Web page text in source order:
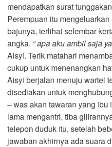
mendapatkan surat
Perempuan itu
bajunya, terlihat selembar
angka. “ apa aku ambil saja
Aisyi. Terik matahari
cukup untuk menenangkan
Aisyi berjalan menuju wartel
disediakan untuk
– was akan tawaran yang
lama mengantri, tiba
telepon duduk itu, setelah
jawaban akhirnya ada suara